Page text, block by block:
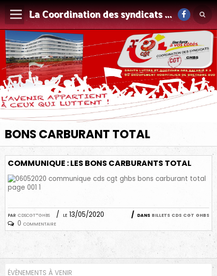
La Coordination des syndicats CGT du GHBS
BONS CARBURANT TOTAL
COMMUNIQUE : LES BONS CARBURANTS TOTAL
par cdscgt-ghbs le 13/05/2020 dans billets cds cgt ghbs
0 commentaire
ÉVÈNEMENTS À VENIR